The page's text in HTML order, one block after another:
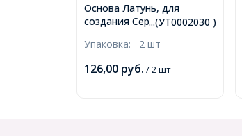
...(УТ0002030 )
Основа Латунь, для
создания Сережек, Цвет:
Толщина 3мм, Отверстие
2мм, (УТ0002030)
Упаковка: 2 шт
126,00 руб. / 2 шт